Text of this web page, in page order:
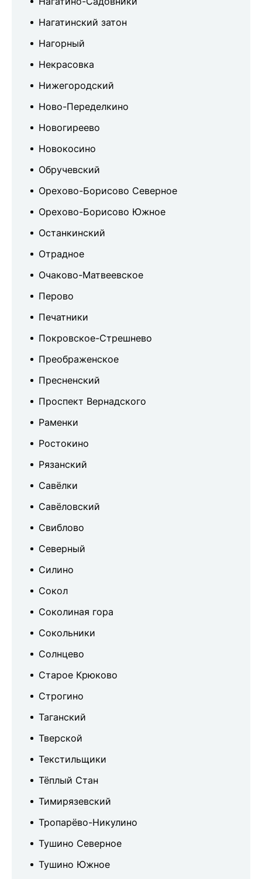
Нагатинский затон
Нагорный
Некрасовка
Нижегородский
Ново-Переделкино
Новогиреево
Новокосино
Обручевский
Орехово-Борисово Северное
Орехово-Борисово Южное
Останкинский
Отрадное
Очаково-Матвеевское
Перово
Печатники
Покровское-Стрешнево
Преображенское
Пресненский
Проспект Вернадского
Раменки
Ростокино
Рязанский
Савёлки
Савёловский
Свиблово
Северный
Силино
Сокол
Соколиная гора
Сокольники
Солнцево
Старое Крюково
Строгино
Таганский
Тверской
Текстильщики
Тёплый Стан
Тимирязевский
Тропарёво-Никулино
Тушино Северное
Тушино Южное